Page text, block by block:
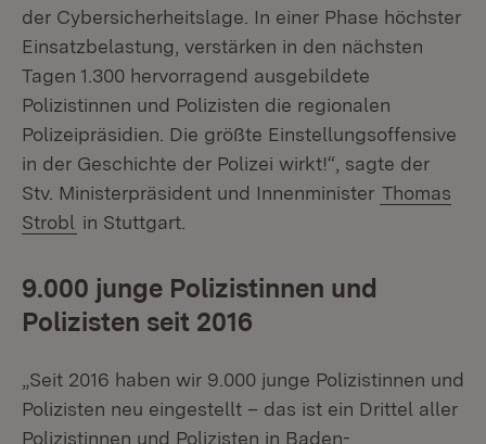
der Cybersicherheitslage. In einer Phase höchster
Einsatzbelastung, verstärken in den nächsten
Tagen 1.300 hervorragend ausgebildete
Polizistinnen und Polizisten die regionalen
Polizeipräsidien. Die größte Einstellungsoffensive
in der Geschichte der Polizei wirkt!“, sagte der
Stv. Ministerpräsident und Innenminister Thomas
Strobl in Stuttgart.
9.000 junge Polizistinnen und
Polizisten seit 2016
„Seit 2016 haben wir 9.000 junge Polizistinnen und
Polizisten neu eingestellt – das ist ein Drittel aller
Polizistinnen und Polizisten in Baden-